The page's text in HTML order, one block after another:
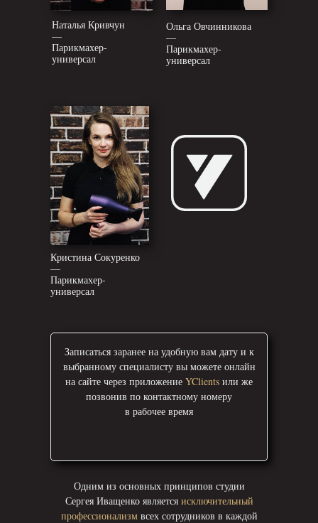
Наталья Кривчун
—
Парикмахер-
универсал
Кристина Сокуренко
—
Парикмахер-
универсал
Ольга Овчинникова
—
Парикмахер-
универсал
Записаться заранее на удобную вам дату и к
выбранному специалисту вы можете онлайн
на сайте через приложение YClients или же
позвонив по контактному номеру
в рабочее время
Одним из основных принципов студии
Сергея Иващенко является исключительный
профессионализм всех сотрудников в каждой